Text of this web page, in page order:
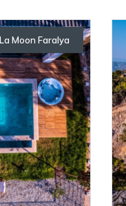
Otellerimiz
La Moon Faralya